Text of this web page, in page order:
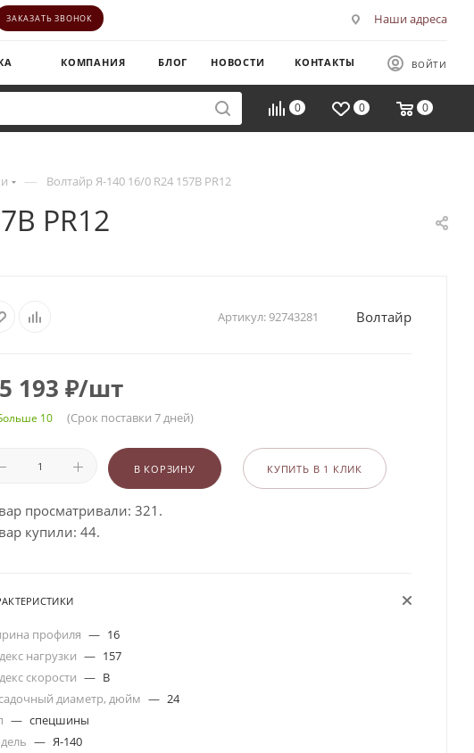
ЗАКАЗАТЬ ЗВОНОК Наши адреса
КОМПАНИЯ БЛОГ НОВОСТИ КОНТАКТЫ ВОЙТИ
0 0 0
— Волтайр Я-140 16/0 R24 157B PR12
PR12
Артикул:92743281 Волтайр
193 ₽/шт
10 (Срок поставки 7 дней)
В КОРЗИНУ КУПИТЬ В 1 КЛИК
просматривали: 321.
купили: 44.
профиля — 16
нагрузки — 157
скорости — B
диаметр, дюйм — 24
— спецшины
— Я-140